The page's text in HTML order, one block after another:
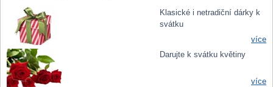
Klasické i netradiční dárky k
svátku
více
Darujte k svátku květiny
více